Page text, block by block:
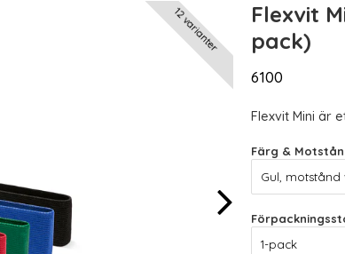
12 varianter
Flexvit
pack)
6100
Flexvit Mini är
Färg &